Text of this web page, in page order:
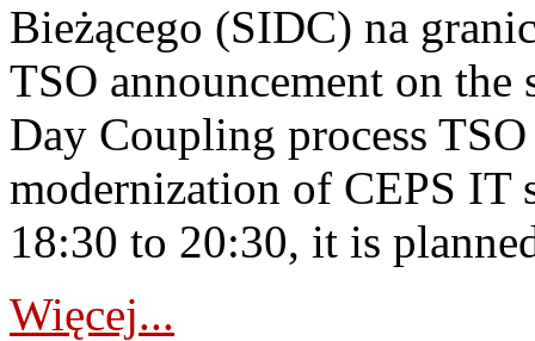
Bieżącego (SIDC) na
TSO announcement on
Day Coupling process
modernization of CEPS IT
18:30 to 20:30, it is
Więcej...